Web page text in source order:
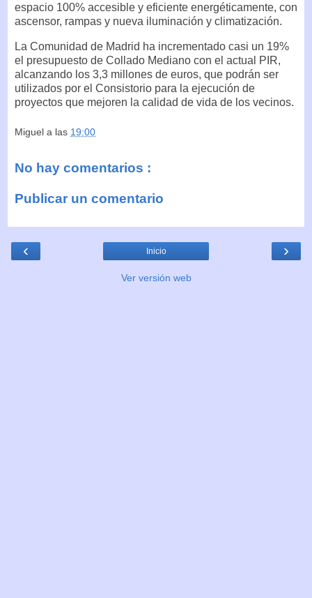
espacio 100% accesible y eficiente energéticamente, con
ascensor, rampas y nueva iluminación y climatización.
La Comunidad de Madrid ha incrementado casi un 19%
el presupuesto de Collado Mediano con el actual PIR,
alcanzando los 3,3 millones de euros, que podrán ser
utilizados por el Consistorio para la ejecución de
proyectos que mejoren la calidad de vida de los vecinos.
Miguel a las 19:00
No hay comentarios :
Publicar un comentario
‹ ›
Inicio
Ver versión web